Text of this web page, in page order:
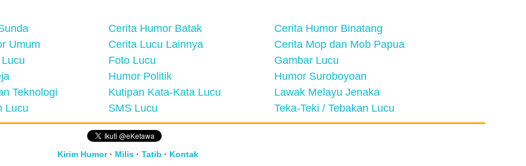
Cerita Humor Batak
Cerita Humor Binatang
Umum Cerita Lucu Lainnya
Cerita Mop dan Mob Papua
Foto Lucu
Gambar Lucu
Humor Politik
Humor Suroboyoan
Teknologi Kutipan Kata-Kata Lucu
Lawak Melayu Jenaka
Lucu SMS Lucu Teka-Teki / Tebakan Lucu
Kirim Humor· Milis · Tatib · Kontak